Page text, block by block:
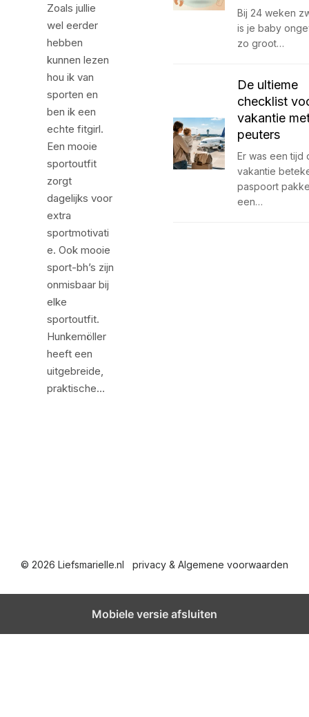
Zoals jullie
wel eerder
hebben
kunnen lezen
hou ik van
sporten en
ben ik een
echte fitgirl.
Een mooie
sportoutfit
zorgt
dagelijks voor
extra
sportmotivati
e. Ook mooie
sport-bh’s zijn
onmisbaar bij
elke
sportoutfit.
Hunkemöller
heeft een
uitgebreide,
praktische…
Bij 24 weken
is je baby
zo groot…
De ultieme
checklist
vakantie
peuters
Er was een tijd
vakantie
paspoort
een…
© 2026 Liefsmarielle.nl privacy & Algemene voorwaarden
Mobiele versie afsluiten